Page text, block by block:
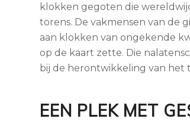
klokken gegoten die
torens. De vakmensen van de
aan klokken van ongekende
op de kaart zette. Die
bij de herontwikkeling van het
EEN PLEK MET